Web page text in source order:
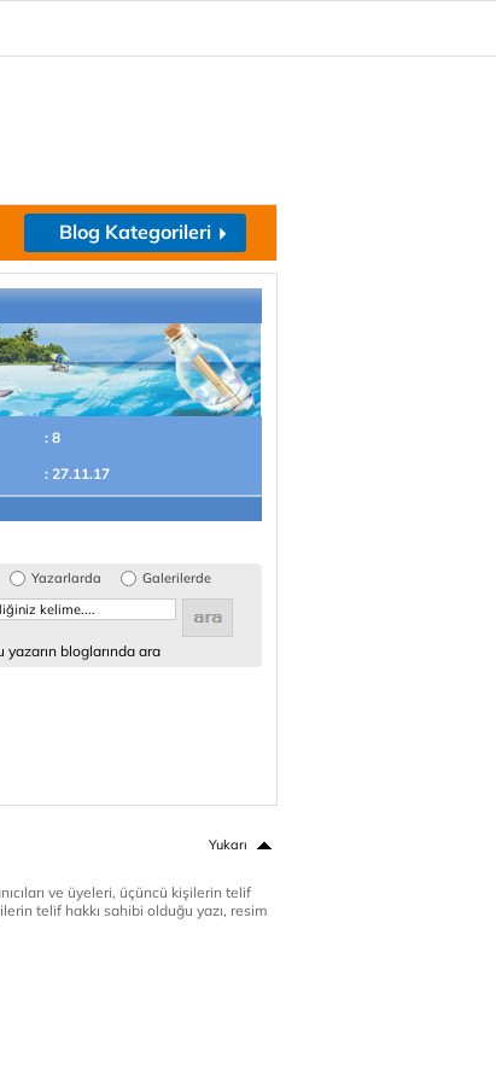
Blog Kategorileri
: 8
: 27.11.17
Yazarlarda Galerilerde
yazarın bloglarında ara
Yukarı
ve üyeleri, üçüncü kişilerin telif
telif hakkı sahibi olduğu yazı, resim